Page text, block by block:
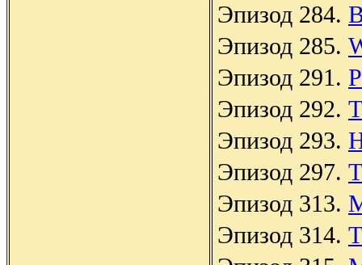
Эпизод 284.
Эпизод 285.
Эпизод 291.
Эпизод 292.
Эпизод 293.
Эпизод 297.
Эпизод 313.
Эпизод 314.